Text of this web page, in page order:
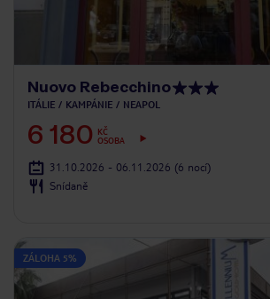
Nuovo Rebecchino
ITÁLIE KAMPÁNIE NEAPOL
6 180
KČ
OSOBA
31.10.2026 - 06.11.2026 (6 nocí)
Snídaně
ZÁLOHA 5%